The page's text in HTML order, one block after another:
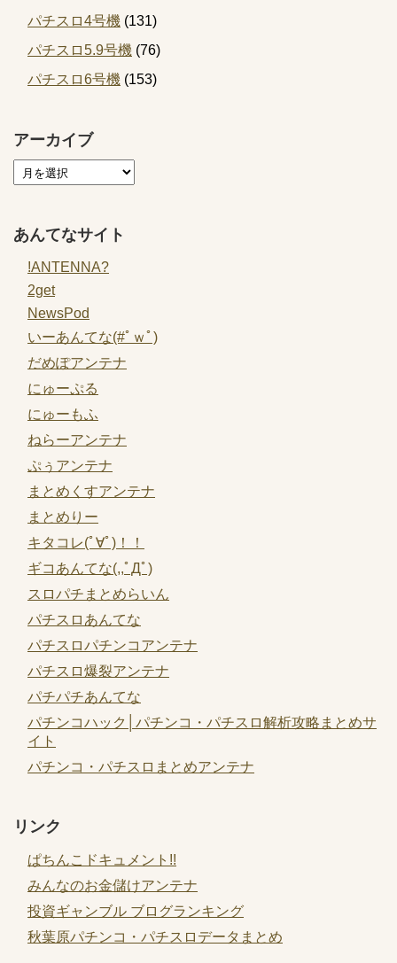
パチスロ4号機 (131)
パチスロ5.9号機 (76)
パチスロ6号機 (153)
アーカイブ
あんてなサイト
!ANTENNA?
2get
NewsPod
いーあんてな(#ﾟｗﾟ)
だめぽアンテナ
にゅーぷる
にゅーもふ
ねらーアンテナ
ぷぅアンテナ
まとめくすアンテナ
まとめりー
キタコレ(ﾟ∀ﾟ)！！
ギコあんてな(,,ﾟДﾟ)
スロパチまとめらいん
パチスロあんてな
パチスロパチンコアンテナ
パチスロ爆裂アンテナ
パチパチあんてな
パチンコハック│パチンコ・パチスロ解析攻略まとめサ
イト
パチンコ・パチスロまとめアンテナ
リンク
ぱちんこドキュメント!!
みんなのお金儲けアンテナ
投資ギャンブル ブログランキング
秋葉原パチンコ・パチスロデータまとめ